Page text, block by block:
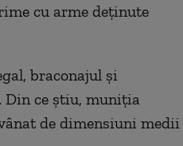
cu arme deținute
braconajul și
Din ce știu, muniția
de dimensiuni medii